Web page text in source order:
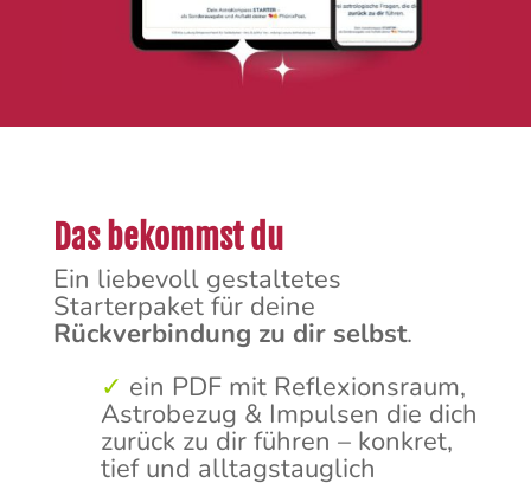
Das bekommst du
Ein liebevoll gestaltetes
Starterpaket für deine
Rückverbindung zu dir selbst.
✓ ein PDF mit Reflexionsraum,
Astrobezug & Impulsen die dich
zurück zu dir führen – konkret,
tief und alltagstauglich